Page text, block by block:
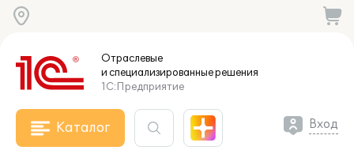
Отраслевые
и специализированныерешения
1С:Предприятие
Каталог Вход